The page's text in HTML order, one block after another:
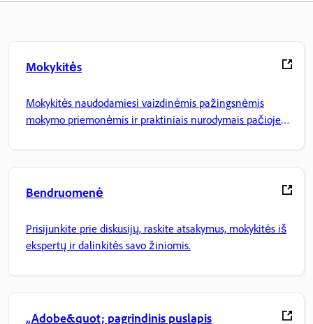
Mokykitės
Mokykitės naudodamiesi vaizdinėmis pažingsnėmis
mokymo priemonėmis ir praktiniais nurodymais pačioje
Bendruomenė
Prisijunkite prie diskusijų, raskite atsakymus, mokykitės iš
ekspertų ir dalinkitės savo žiniomis.
„Adobe&quot; pagrindinis puslapis